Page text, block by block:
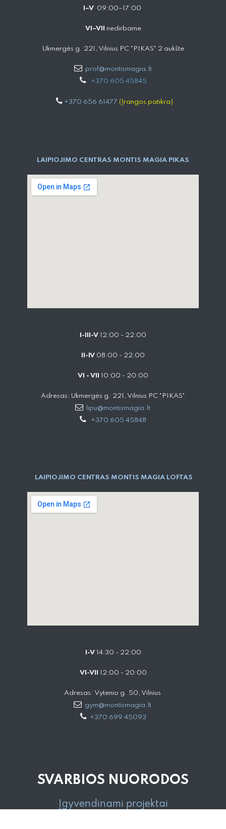
I–V 09:00–17:00
VI–VII nedirbame
Ukmergės g. 221, Vilnius PC "PIKAS" 2 aukšte
prof@montismagia.lt
+370 605 4584​5
+370 656 61477 (Įrangos patikra)
LAIPIOJIMO CENTRAS MONTIS MAGIA PIKAS
I-III-V 12:00 - 22:00
II-IV 08:00 - 22:00
VI - VII 10:00 - 20:00
Adresas: Ukmergės g. 221, Vilnius PC "PIKAS"
lipu@montismagia.lt
+370 605 45848
LAIPIOJIMO CENTRAS MONTIS MAGIA LOFTAS
I-V14:30 - 22:00
VI-VII 12:00 - 20:00
Adresas: Vytenio g. 50, Vilnius
gym@montismagia.lt
+370 699 45093
SVARBIOS NUORODOS
Įgyvendinami projektai